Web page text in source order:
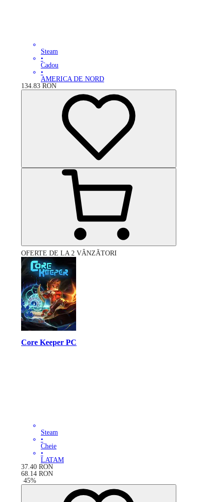
Steam
•
Cadou
•
AMERICA DE NORD
134.83 RON
OFERTE DE LA 2 VÂNZĂTORI
Core Keeper PC
Steam
•
Cheie
•
LATAM
37.40 RON
68.14 RON
-45%